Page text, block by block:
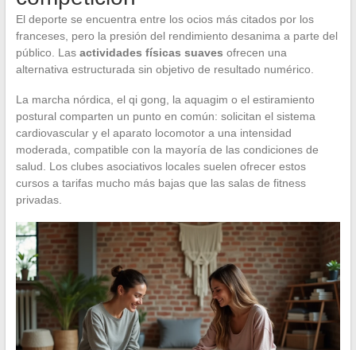
El deporte se encuentra entre los ocios más citados por los
franceses, pero la presión del rendimiento desanima a parte del
público. Las actividades físicas suaves ofrecen una
alternativa estructurada sin objetivo de resultado numérico.
La marcha nórdica, el qi gong, la aquagim o el estiramiento
postural comparten un punto en común: solicitan el sistema
cardiovascular y el aparato locomotor a una intensidad
moderada, compatible con la mayoría de las condiciones de
salud. Los clubes asociativos locales suelen ofrecer estos
cursos a tarifas mucho más bajas que las salas de fitness
privadas.